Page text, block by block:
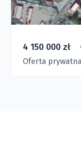
4 150 000 zł
Oferta prywatna